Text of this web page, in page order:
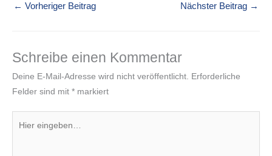
← Vorheriger Beitrag Nächster Beitrag →
Schreibe einen Kommentar
Deine E-Mail-Adresse wird nicht veröffentlicht. Erforderliche
Felder sind mit * markiert